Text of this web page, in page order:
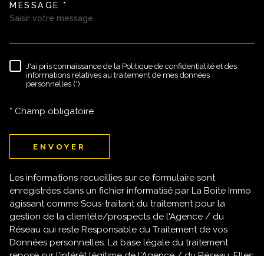
MESSAGE *
RÈGLEMENTATION
J'ai pris connaissance de la Politique de confidentialité et des
informations relatives au traitement de mes données
personnelles (*)
* Champ obligatoire
ENVOYER
Les informations recueillies sur ce formulaire sont
enregistrées dans un fichier informatisé par La Boite Immo
agissant comme Sous-traitant du traitement pour la
gestion de la clientèle/prospects de l'Agence / du
Réseau qui reste Responsable du Traitement de vos
Données personnelles. La base légale du traitement